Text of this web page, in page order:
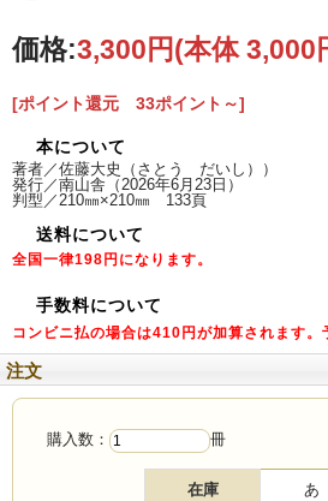
東京都町田市出身。長野県安曇野市在住。日本大
後、写真家 白川義員の助手を務め、2013年独立「
きるものを撮影している。暮らすことのモチーフ
写真集に「Belong」や「北の光景」、著書にフォ
る。 JPS日本写真家協会会員
［展示歴など］
2016年6月～11月 写真展「廻っている」mont-bell
2017年12月 写真展「廻っている」安曇野市高橋節
2017年11月～2018年1月 写真展「廻っているⅡ」
2020年5月～6月 OLYMPUS E-M1 MarkⅢ 作品展
2020年7月～8月 写真展「circulation ~our small
大阪
2020年9月 出版記念写真展「Belong」 松本市信
2021年7月～10月 「松本市美術館×松本PARCO パ
2022年8月 出版記念写真展「写真の隙間」 松本
2023年1月 写真展「白夜と極夜」新宿OMシステム
2023年12月～2024年4月 写真展「ALASKA-生き
2025年7月 写真集「北の光景」出版記念展 松本
価格:3,300円(本体 3,000
[ポイント還元 33ポイント～]
本について
著者／佐藤大史（さとう だいし））
発行／南山舎（2026年6月23日）
判型／210㎜×210㎜ 133頁
送料について
全国一律198円 になります。
手数料について
コンビニ払の場合は410円 が加算されます。
注文
購入数： 冊
在庫 あ